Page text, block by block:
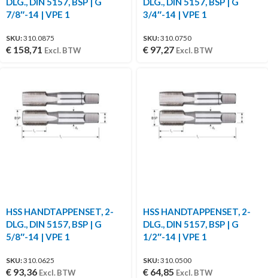
7/8″-14 | VPE 1
SKU:310.0875
€ 158,71 Excl. BTW
3/4″-14 | VPE 1
SKU:310.0750
€ 97,27 Excl. BTW
HSS HANDTAPPENSET, 2-
DLG., DIN 5157, BSP | G
5/8″-14 | VPE 1
SKU:310.0625
€ 93,36 Excl. BTW
HSS HANDTAPPENSET, 2-
DLG., DIN 5157, BSP | G
1/2″-14 | VPE 1
SKU:310.0500
€ 64,85 Excl. BTW